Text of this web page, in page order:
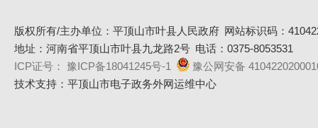
版权所有/主办单位：平顶山市叶县人民政府 网站标识码：
地址：河南省平顶山市叶县九龙路2号 电话：0375-8053531
ICP证号： 豫ICP备18041245号-1
豫公网安备
技术支持：平顶山市电子政务外网运维中心